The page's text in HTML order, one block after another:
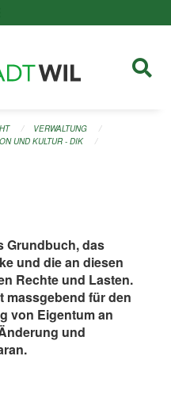
VERWALTUNG
UND KULTUR - DIK
Grundbuch, das
und die an diesen
Rechte und Lasten.
massgebend für den
von Eigentum an
und